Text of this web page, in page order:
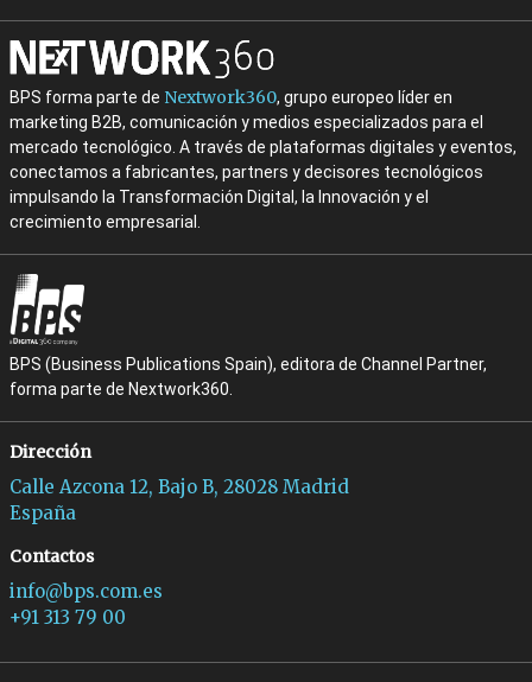
BPS forma parte de Nextwork360, grupo europeo líder en
marketing B2B, comunicación y medios especializados para el
mercado tecnológico. A través de plataformas digitales y eventos,
conectamos a fabricantes, partners y decisores tecnológicos
impulsando la Transformación Digital, la Innovación y el
crecimiento empresarial.
BPS (Business Publications Spain), editora de Channel Partner,
forma parte de Nextwork360.
Dirección
Calle Azcona 12, Bajo B, 28028 Madrid
España
Contactos
info@bps.com.es
+91 313 79 00